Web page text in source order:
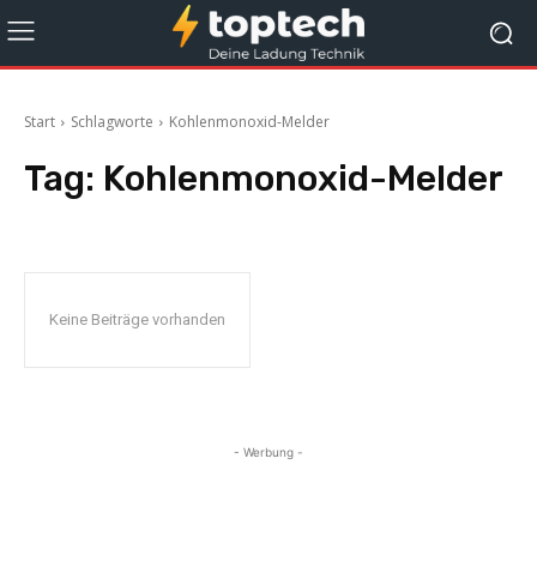
Start Schlagworte Kohlenmonoxid-Melder
Tag: Kohlenmonoxid-Melder
Keine Beiträge vorhanden
- Werbung -